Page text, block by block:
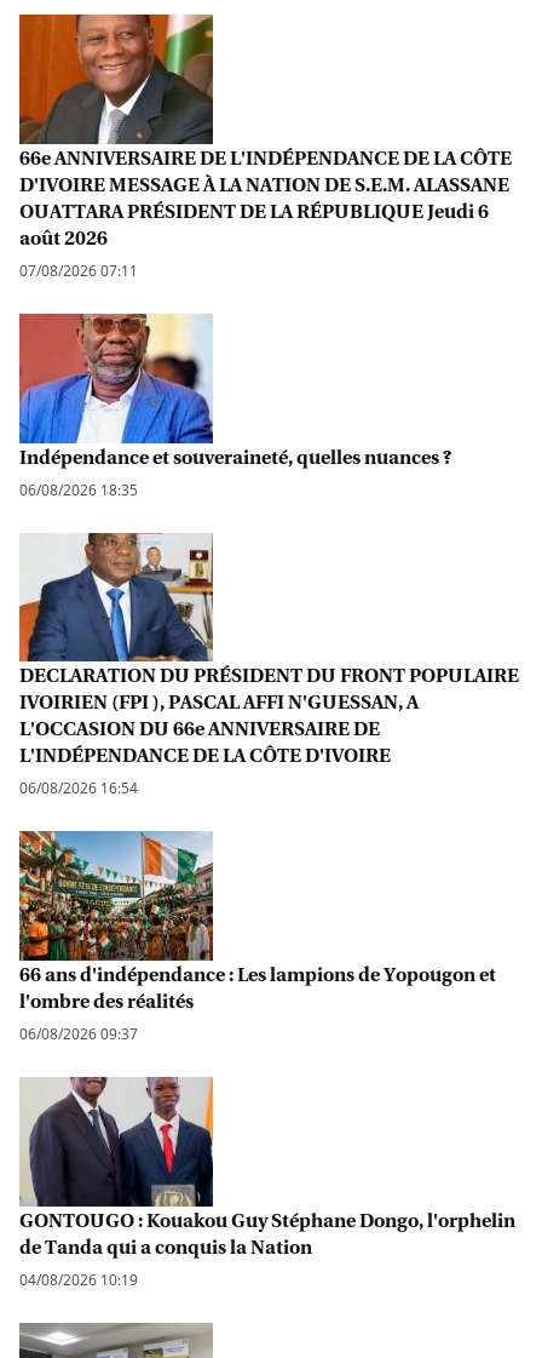
66e ANNIVERSAIRE DE L'INDÉPENDANCE DE LA CÔTE
D'IVOIRE MESSAGE À LA NATION DE S.E.M. ALASSANE
OUATTARA PRÉSIDENT DE LA RÉPUBLIQUE Jeudi 6
août 2026
07/08/2026 07:11
Indépendance et souveraineté, quelles nuances ?
06/08/2026 18:35
DECLARATION DU PRÉSIDENT DU FRONT POPULAIRE
IVOIRIEN (FPI ), PASCAL AFFI N'GUESSAN, A
L'OCCASION DU 66e ANNIVERSAIRE DE
L'INDÉPENDANCE DE LA CÔTE D'IVOIRE
06/08/2026 16:54
66 ans d'indépendance : Les lampions de Yopougon et
l'ombre des réalités
06/08/2026 09:37
GONTOUGO : Kouakou Guy Stéphane Dongo, l'orphelin
de Tanda qui a conquis la Nation
04/08/2026 10:19